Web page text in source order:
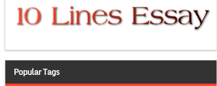
Popular Tags